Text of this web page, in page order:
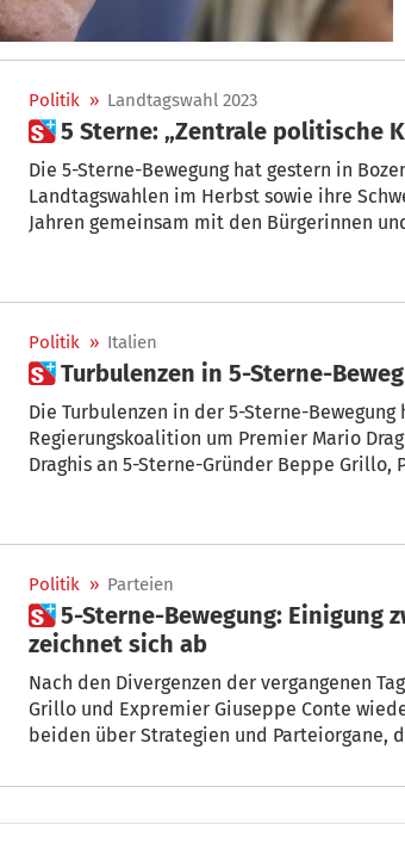
Politik » Landtagswahl 2023
 5 Sterne: „Zentrale politische
Die 5-Sterne-Bewegung hat gestern in
Landtagswahlen im Herbst sowie ihre Schwerpunkte vorgestellt. „Wir stellen uns seit
Jahren gemeinsam mit den Bürgerinnen
wachsen und eine zentrale politische Kraft in Südtirol zu
Politik » Italien
 Turbulenzen in 5-Sterne-
Die Turbulenzen in der 5-Sterne-
Regierungskoalition um Premier Mario
Draghis an 5-Sterne-Gründer Beppe Grillo,
Politik » Parteien
 5-Sterne-Bewegung: Einigung zwischen Conte und Grillo
zeichnet sich ab
Nach den Divergenzen der vergangenen
Grillo und Expremier Giuseppe Conte
beiden über Strategien und Parteiorgane,
Grundlinien eines neuen Statuts, dessen